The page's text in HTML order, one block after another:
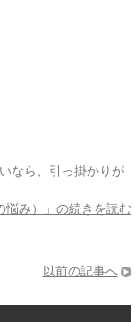
なら、引っ掛かりが
悩み）」の続きを読む
以前の記事へ